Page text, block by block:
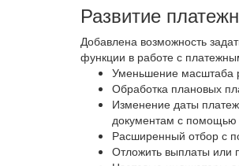
Развитие
Добавлена возможность
функции в работе с
Уменьшение масштаба
Обработка плановых
Изменение даты
документам с помощью
Расширенный отбор с
Отложить выплаты или